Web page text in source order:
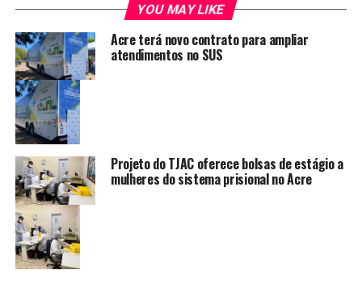
YOU MAY LIKE
Acre terá novo contrato para ampliar
atendimentos no SUS
Projeto do TJAC oferece bolsas de estágio a
mulheres do sistema prisional no Acre